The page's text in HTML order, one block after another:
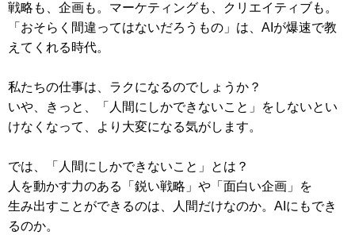
戦略も、企画も。マーケティングも、クリエイティブも。
「おそらく間違ってはないだろうもの」は、AIが爆速で教
えてくれる時代。
私たちの仕事は、ラクになるのでしょうか？
いや、きっと、「人間にしかできないこと」をしないとい
けなくなって、より大変になる気がします。
では、「人間にしかできないこと」とは？
人を動かす力のある「鋭い戦略」や「面白い企画」を
生み出すことができるのは、人間だけなのか。AIにもでき
るのか。